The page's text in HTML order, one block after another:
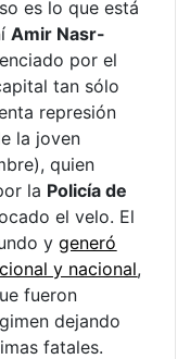
es lo que está
Amir Nasr-
por el
tan sólo
represión
la joven
quien
la Policía de
el velo. El
ygeneró
y nacional,
fueron
dejando
fatales.